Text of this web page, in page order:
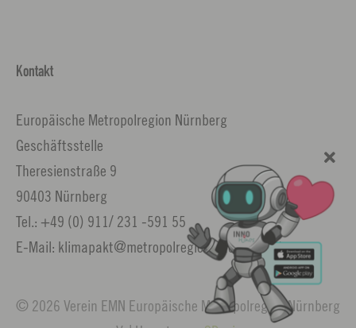
Kontakt
Europäische Metropolregion Nürnberg
Geschäftsstelle
Theresienstraße 9
90403 Nürnberg
Tel.: +49 (0) 911/ 231 -591 55
E-Mail: klimapakt@metropolregion.nuernberg.de
© 2026 Verein EMN Europäische Metropolregion Nürnberg